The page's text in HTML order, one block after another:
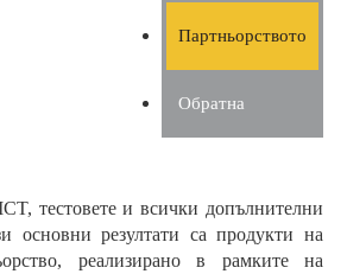
Партньорството
Обратна
тестовете и всички допълнителни
основни резултати са продукти на
реализирано в рамките на